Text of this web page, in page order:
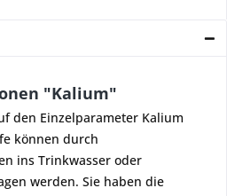
"Kalium"
den Einzelparameter Kalium
können durch
ins Trinkwasser oder
werden. Sie haben die